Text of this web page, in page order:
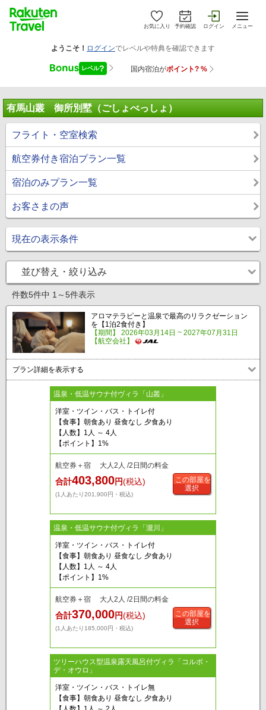
お気に入り 予約確認 ログイン メニュー
有馬山叢 御所別墅（ごしょべっしょ）
フライト・空室検索
航空券付き宿泊プラン一覧
宿泊のみプラン一覧
お客さまの声
現在の表示条件
並び替え・絞り込み
件数5件中 1～5件表示
アロマテラピーと温泉で最高のリラクゼーション
を【1泊2食付き】
【期間】 2026年03月14日 ~ 2027年07月31日
【航空会社】
プラン詳細を表示する
温泉・低温サウナ付ヴィラ「山叢」
洋室・ツイン・バス・トイレ付
【食事】朝食あり 昼食なし 夕食あり
【人数】1人 ～ 4人
【ポイント】1%
航空券＋宿 大人2人 /2日間の料金
合計403,800円(税込)
(1人あたり201,900円・税込)
この部屋を
選択
温泉・低温サウナ付ヴィラ「瀧川」
洋室・ツイン・バス・トイレ付
【食事】朝食あり 昼食なし 夕食あり
【人数】1人 ～ 4人
【ポイント】1%
航空券＋宿 大人2人 /2日間の料金
合計370,000円(税込)
(1人あたり185,000円・税込)
この部屋を
選択
ツリーハウス型温泉露天風呂付ヴィラ「コルボ・
デ・オウロ」
洋室・ツイン・バス・トイレ無
【食事】朝食あり 昼食なし 夕食あり